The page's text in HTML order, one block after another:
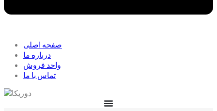
صفحه اصلی
درباره ما
واحد فروش
تماس با ما